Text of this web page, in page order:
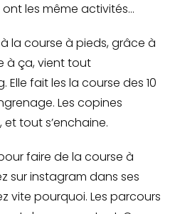
les même activités…
la course à pieds, grâce à
à ça, vient tout
Elle fait les la course des 10
Les copines
tout s’enchaine.
faire de la course à
sur instagram dans ses
vite pourquoi. Les parcours